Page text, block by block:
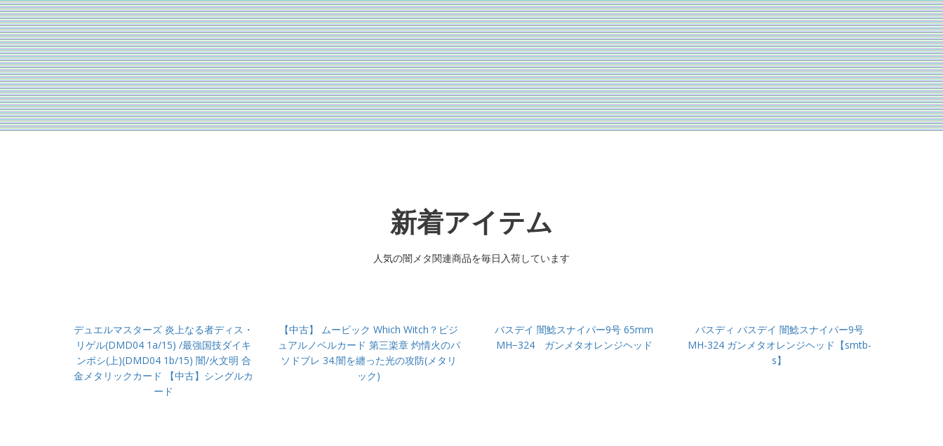
新着アイテム
人気の闇メタ関連商品を毎日入荷しています
デュエルマスターズ 炎上なる者ディス・
リゲル(DMD04 1a/15) /最強国技ダイキ
ンボシ(上)(DMD04 1b/15) 闇/火文明 合
金メタリックカード 【中古】シングルカ
ード
【中古】 ムービック Which Witch？ビジ
ュアルノベルカード 第三楽章 灼情火のパ
ソドブレ 34.闇を纏った光の攻防(メタリ
ック)
バスデイ 闇鯰スナイパー9号 65mm
MH−324 ガンメタオレンジヘッド
バスディ バスデイ 闇鯰スナイパー9号
MH-324 ガンメタオレンジヘッド【smtb-
s】